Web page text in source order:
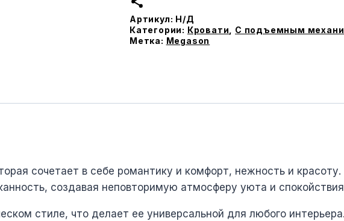
подъемным
меxанизмом
Артикул: Н/Д
Категории: Кровати
С подъемным
Метка: Megason
сочетает в себе романтику и комфорт, нежность и
создавая неповторимую атмосферу уюта и
стиле, что делает ее универсальной для любого